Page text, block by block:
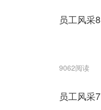
员工风采8
9062阅读
员工风采7